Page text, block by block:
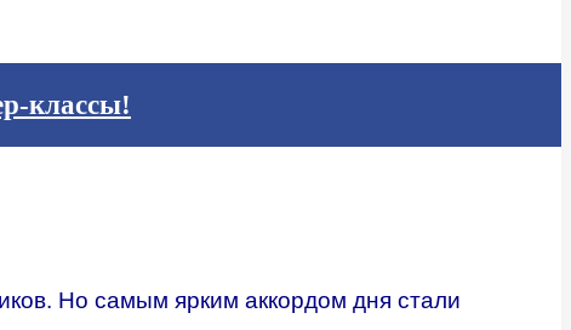
классы!
Но самым ярким аккордом дня стали